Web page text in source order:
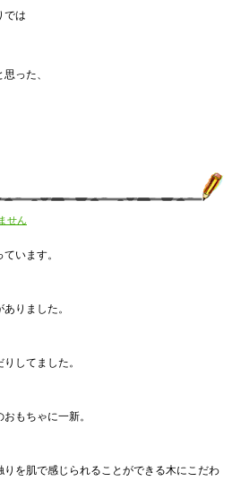
では
った、
せん
います。
ありました。
してました。
もちゃに一新。
りを肌で感じられることができる木にこだわ